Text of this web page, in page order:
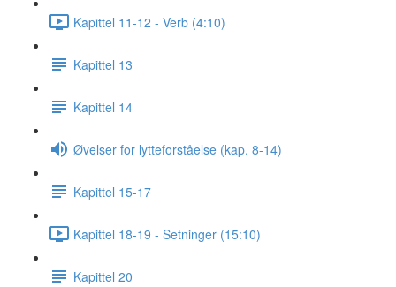
Kapittel 11-12 - Verb (4:10)
Kapittel 13
Kapittel 14
Øvelser for lytteforståelse (kap. 8-14)
Kapittel 15-17
Kapittel 18-19 - Setninger (15:10)
Kapittel 20